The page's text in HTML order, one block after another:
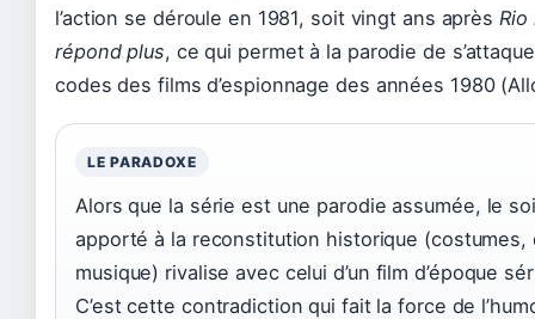
l’action se déroule en 1981, soit vingt ans après Rio
répond plus, ce qui permet à la parodie de
codes des films d’espionnage des années 1980
LE PARADOXE
Alors que la série est une parodie assumée, le
apporté à la reconstitution historique (costumes,
musique) rivalise avec celui d’un film d’époque
C’est cette contradiction qui fait la force de